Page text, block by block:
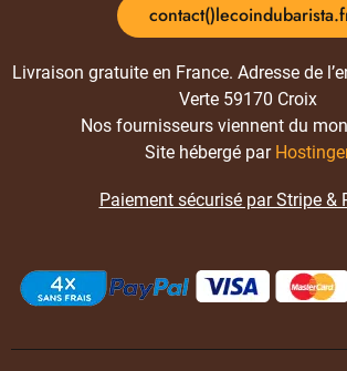
Livraison gratuite en France. Adresse de
Verte 59170 Croix
Nos fournisseurs viennent du
Site hébergé par
Paiement sécurisé par Stripe &